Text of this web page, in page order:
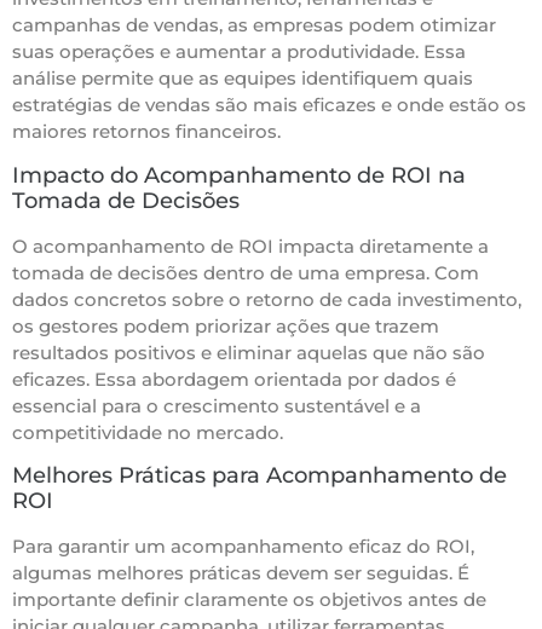
campanhas de vendas, as empresas podem otimizar
suas operações e aumentar a produtividade. Essa
análise permite que as equipes identifiquem quais
estratégias de vendas são mais eficazes e onde estão os
maiores retornos financeiros.
Impacto do Acompanhamento de ROI na
Tomada de Decisões
O acompanhamento de ROI impacta diretamente a
tomada de decisões dentro de uma empresa. Com
dados concretos sobre o retorno de cada investimento,
os gestores podem priorizar ações que trazem
resultados positivos e eliminar aquelas que não são
eficazes. Essa abordagem orientada por dados é
essencial para o crescimento sustentável e a
competitividade no mercado.
Melhores Práticas para Acompanhamento de
ROI
Para garantir um acompanhamento eficaz do ROI,
algumas melhores práticas devem ser seguidas. É
importante definir claramente os objetivos antes de